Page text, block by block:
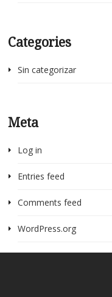
Categories
Sin categorizar
Meta
Log in
Entries feed
Comments feed
WordPress.org